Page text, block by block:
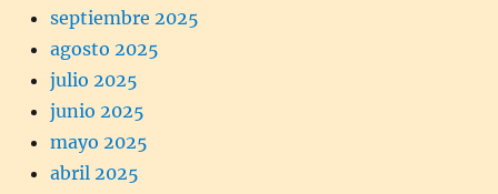
septiembre 2025
agosto 2025
julio 2025
junio 2025
mayo 2025
abril 2025